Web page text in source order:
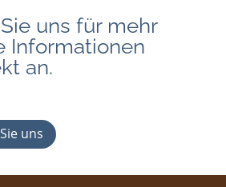
uns für mehr
Informationen
an.
uns